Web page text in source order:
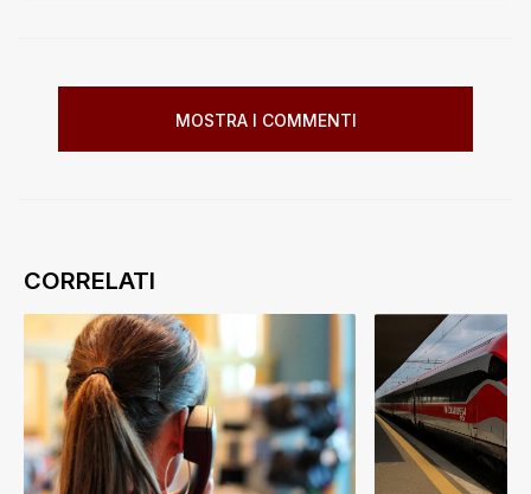
MOSTRA I COMMENTI